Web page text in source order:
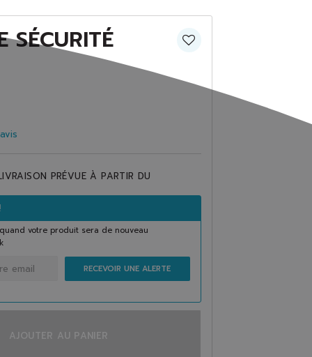
SÉCURITÉ
PRÉVUE À PARTIR DU
votre produit sera de nouveau
RECEVOIR UNE ALERTE
AJOUTER AU PANIER